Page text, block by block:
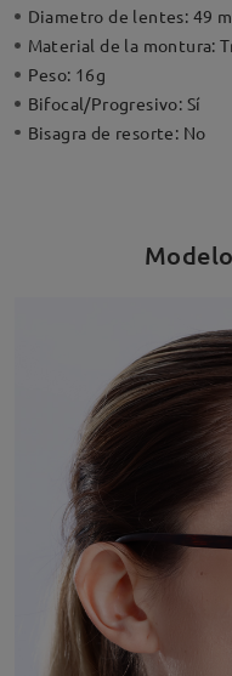
Diametro de lentes: 49
Material de la montura:
Peso: 16g
Bifocal/Progresivo: Sí
Bisagra de resorte: No